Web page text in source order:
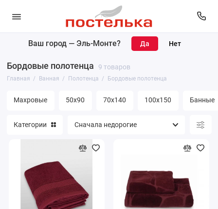
Ваш город — Эль-Монте?
Бордовые полотенца 9 товаров
Главная Ванная Полотенца Бордовые полотенца
Махровые 50х90 70х140 100х150 Банные
Полотенца
Банные принадлежности
Уголки махровые
Категории